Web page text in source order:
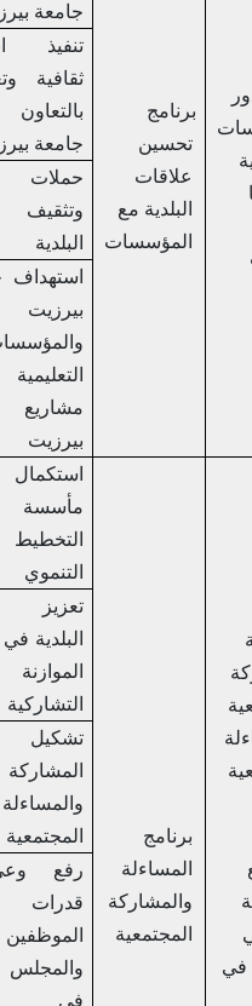
برنامج
علاقات
البلدية مع
المؤسسات
جامعة بيرزيت
تنفيذ انشطة
ثقافية وتعليمية
بالتعاون مع
جامعة بيرزيت
حملات توعية
وتثقيف بدور
البلدية
استهداف جامعة
والمؤسسات
التعليمية في
مشاريع مدينة
المساءلة
والمشاركة
المجتمعية
استكمال
مأسسة لجان
التخطيط
تعزيز قدرة
البلدية في مجال
التشاركية
تشكيل لجان
المشاركة
والمساءلة
المجتمعية
رفع وعي و
قدرات
الموظفين
والمجلس البلدي
في مجال